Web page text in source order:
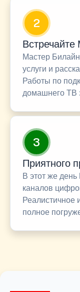
2
Встречайте
Мастер
услуги и
Работы по
домашнего ТВ
3
Приятного
В этот же
каналов
Реалистичное
полное